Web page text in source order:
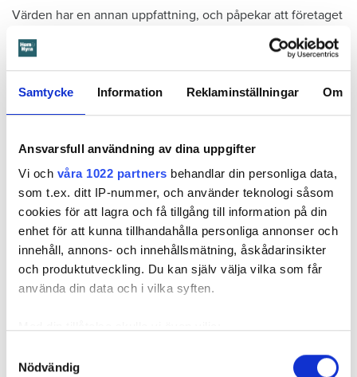
Samtycke Information Reklaminställningar Om
Ansvarsfull användning av dina uppgifter
Vi och våra 1022 partners behandlar din personliga data,
som t.ex. ditt IP-nummer, och använder teknologi såsom
cookies för att lagra och få tillgång till information på din
enhet för att kunna tillhandahålla personliga annonser och
innehåll, annons- och innehållsmätning, åskådarinsikter
och produktutveckling. Du kan själv välja vilka som får
använda din data och i vilka syften.
som kan ha en noggrannhet på upp till flera meter
Nödvändig
Värden har en annan uppfattning, och påpekar att företaget
redan 2024 vände sig till hyresgästen med ett erbjudande
om att renovera hela lägenheten. Men då svarade
hyresgästen att både kök och badrum var i funktionellt
skick, och att det inte fanns behov av någon renovering.
Hade hyresgästen redan då varnat om sprickan hade
menar värden.
Hyresnämndengick på värdens linje och beslutade att
kontraktet skulle upphöra från sista januari 2026.
Hyresgästen borde med tanke på att sprickan var så stor
som den var och satt där den satt ha insett att den kunde
medföra större problem, menar hyresnämnden.
Beslutet överklagades tillSvea hovrättsom nu har kommit
längre tid på sig att flytta – något som hyresvärden inför